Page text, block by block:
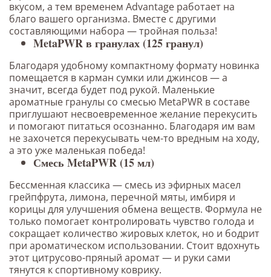
вкусом, а тем временем Advantage работает на
благо вашего организма. Вместе с другими
составляющими набора — тройная польза!
MetaPWR в гранулах (125 гранул)
Благодаря удобному компактному формату новинка
помещается в карман сумки или джинсов — а
значит, всегда будет под рукой. Маленькие
ароматные гранулы со смесью MetaPWR в составе
приглушают несвоевременное желание перекусить
и помогают питаться осознанно. Благодаря им вам
не захочется перекусывать чем-то вредным на ходу,
а это уже маленькая победа!
Смесь MetaPWR (15 мл)
Бессменная классика — смесь из эфирных масел
грейпфрута, лимона, перечной мяты, имбиря и
корицы для улучшения обмена веществ. Формула не
только помогает контролировать чувство голода и
сокращает количество жировых клеток, но и бодрит
при ароматическом использовании. Стоит вдохнуть
этот цитрусово-пряный аромат — и руки сами
тянутся к спортивному коврику.